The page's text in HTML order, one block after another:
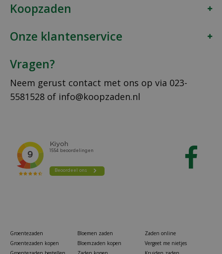
Koopzaden
Onze klantenservice
Vragen?
Neem gerust contact met ons op via 023-
5581528 of info@koopzaden.nl
Groentezaden
Groentezaden kopen
Bloemen zaden
Bloemzaden kopen
Zaden online
Vergeet me nietjes